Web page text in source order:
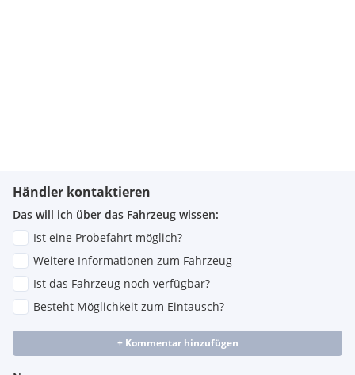
Händler kontaktieren
Das will ich über das Fahrzeug wissen:
Ist eine Probefahrt möglich?
Weitere Informationen zum Fahrzeug
Ist das Fahrzeug noch verfügbar?
Besteht Möglichkeit zum Eintausch?
+ Kommentar hinzufügen